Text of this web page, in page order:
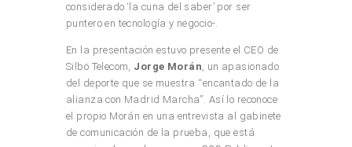
considerado ‘la cuna del saber’ por ser
puntero en tecnología y negocio-.
En la presentación estuvo presente el CEO de
Silbö Telecom, Jorge Morán, un apasionado
del deporte que se muestra “encantado de la
alianza con Madrid Marcha”. Así lo reconoce
el propio Morán en una entrevista al gabinete
de comunicación de la prueba, que está